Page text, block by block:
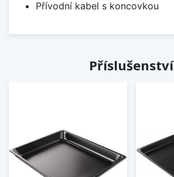
Přívodní kabel s koncovkou
Příslušenství